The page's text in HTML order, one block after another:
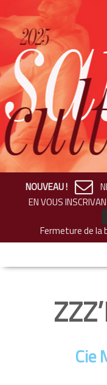
NOUVEAU !
EN VOUS
Fermeture de la
Cie